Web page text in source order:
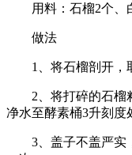
用料：石榴2个、
做法
1、将石榴剖开，取
2、将打碎的石榴
净水至酵素桶3升刻度
3、盖子不盖严实